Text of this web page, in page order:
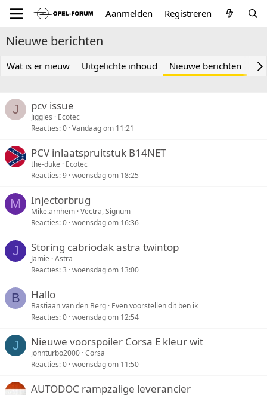
Aanmelden Registreren
Nieuwe berichten
Wat is er nieuw Uitgelichte inhoud Nieuwe berichten
J pcv issue
Jiggles
Ecotec
Reacties 0 Vandaag om 11:21
PCV inlaatspruitstuk B14NET
the-duke
Ecotec
Reacties 9 woensdag om 18:25
M Injectorbrug
Mike.arnhem Vectra, Signum
Reacties 0 woensdag om 16:36
J Storing cabriodak astra twintop
Jamie Astra
Reacties 3 woensdag om 13:00
B Hallo
Bastiaan van den Berg Even voorstellen dit ben ik
Reacties 0 woensdag om 12:54
J Nieuwe voorspoiler Corsa E kleur wit
johnturbo2000 Corsa
Reacties 0 woensdag om 11:50
AUTODOC rampzalige leverancier